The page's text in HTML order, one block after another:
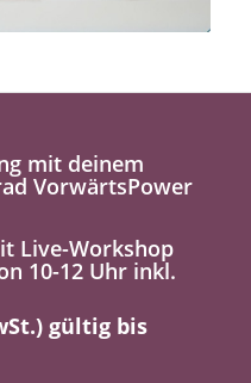
mit deinem
VorwärtsPower
Live-Workshop
10-12 Uhr inkl.
gültig bis